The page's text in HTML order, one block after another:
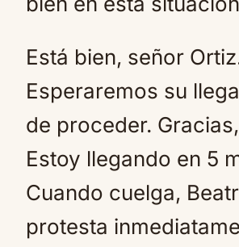
Está bien, señor
Esperaremos su
de proceder.
Estoy llegando en 5
Cuando cuelga,
protesta